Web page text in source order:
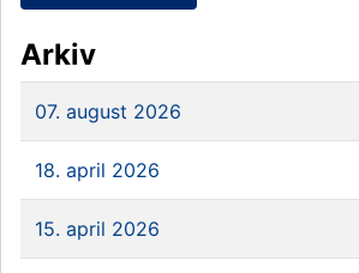
Arkiv
07. august 2026
18. april 2026
15. april 2026